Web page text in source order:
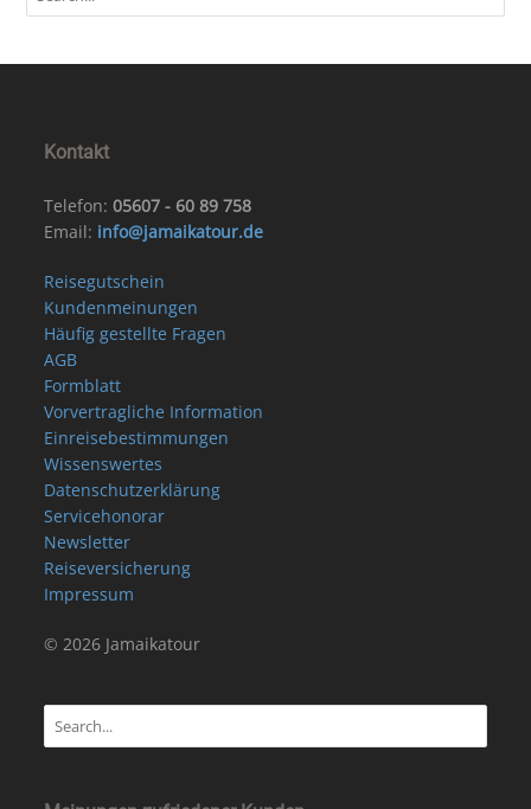
Kontakt
Telefon:05607 - 60 89 758
Email: info@jamaikatour.de
Reisegutschein
Kundenmeinungen
Häufig gestellte Fragen
AGB
Formblatt
Vorvertragliche Information
Einreisebestimmungen
Wissenswertes
Datenschutzerklärung
Servicehonorar
Newsletter
Reiseversicherung
Impressum
© 2026 Jamaikatour